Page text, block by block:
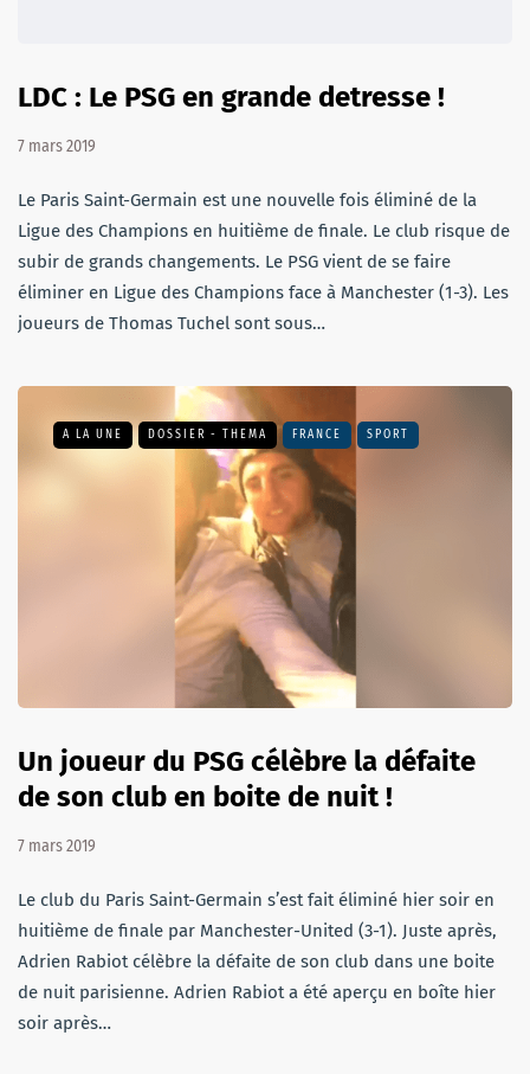
LDC : Le PSG en grande detresse !
7 mars 2019
Le Paris Saint-Germain est une nouvelle fois éliminé de la
Ligue des Champions en huitième de finale. Le club risque de
subir de grands changements. Le PSG vient de se faire
éliminer en Ligue des Champions face à Manchester (1-3). Les
joueurs de Thomas Tuchel sont sous…
A LA UNE DOSSIER - THEMA FRANCE SPORT
Un joueur du PSG célèbre la défaite
de son club en boite de nuit !
7 mars 2019
Le club du Paris Saint-Germain s’est fait éliminé hier soir en
huitième de finale par Manchester-United (3-1). Juste après,
Adrien Rabiot célèbre la défaite de son club dans une boite
de nuit parisienne. Adrien Rabiot a été aperçu en boîte hier
soir après…